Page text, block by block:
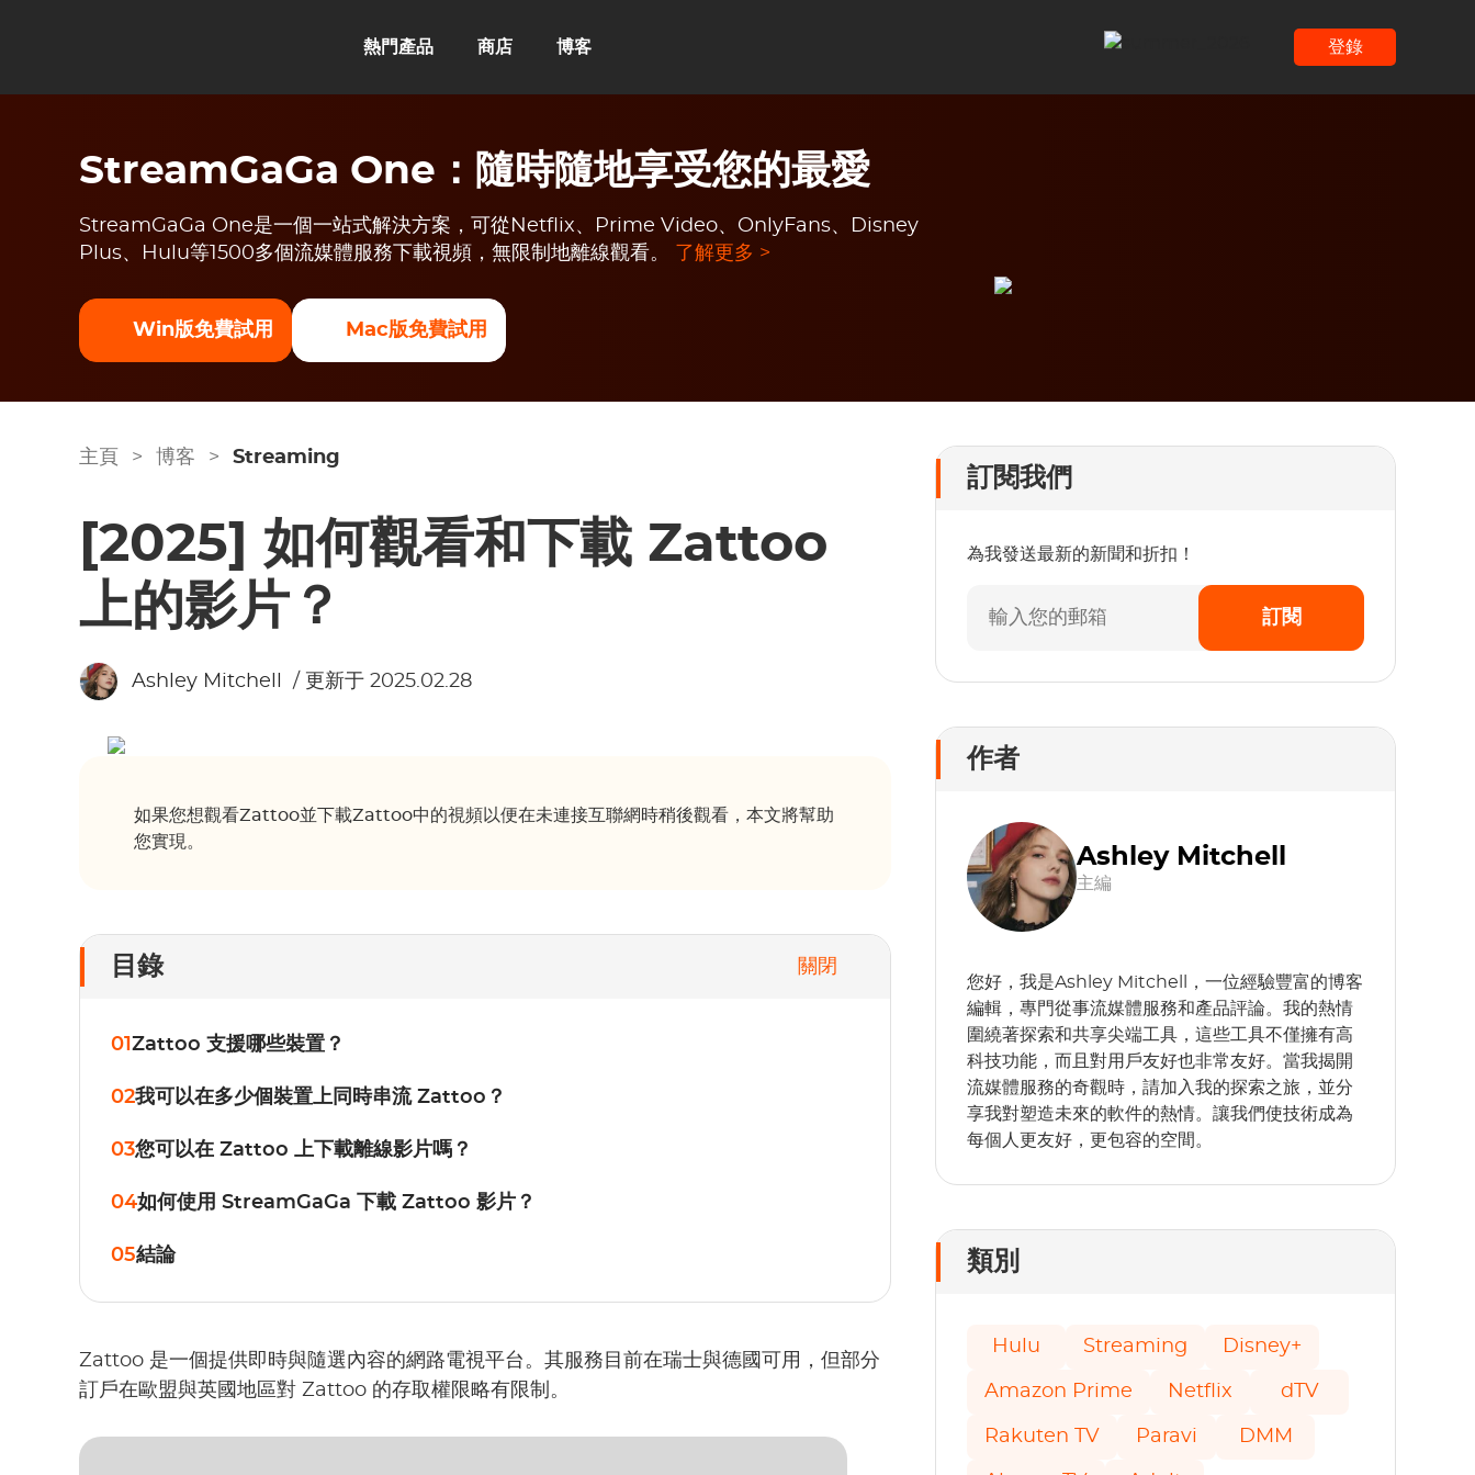
熱門產品 商店 博客 登錄
StreamGaGa One：隨時隨地享受您的最愛
StreamGaGa One是一個一站式解決方案，可從Netflix、Prime Video、OnlyFans、Disney
Plus、Hulu等1500多個流媒體服務下載視頻，無限制地離線觀看。
了解更多 >
Win版免費試用 Mac版免費試用
主頁 > 博客 > Streaming
[2025] 如何觀看和下載 Zattoo
上的影片？
Ashley Mitchell / 更新于 2025.02.28
如果您想觀看Zattoo並下載Zattoo中的視頻以便在未連接互聯網時稍後觀看，本文將幫助
您實現。
目錄 關閉
01 Zattoo 支援哪些裝置？
02我可以在多少個裝置上同時串流 Zattoo？
03您可以在 Zattoo 上下載離線影片嗎？
04如何使用 StreamGaGa 下載 Zattoo 影片？
05結論
Zattoo 是一個提供即時與隨選內容的網路電視平台。其服務目前在瑞士與德國可用，但部分
訂戶在歐盟與英國地區對 Zattoo 的存取權限略有限制。
訂閱我們
為我發送最新的新聞和折扣！
訂閱
作者
Ashley Mitchell
主編
您好，我是Ashley Mitchell，一位經驗豐富的博客
編輯，專門從事流媒體服務和產品評論。我的熱情
圍繞著探索和共享尖端工具，這些工具不僅擁有高
科技功能，而且對用戶友好也非常友好。當我揭開
流媒體服務的奇觀時，請加入我的探索之旅，並分
享我對塑造未來的軟件的熱情。讓我們使技術成為
每個人更友好，更包容的空間。
類別
Hulu Streaming Disney+
Amazon Prime Netflix dTV
Rakuten TV Paravi DMM